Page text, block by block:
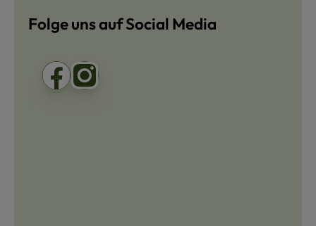
Folge uns auf Social Media